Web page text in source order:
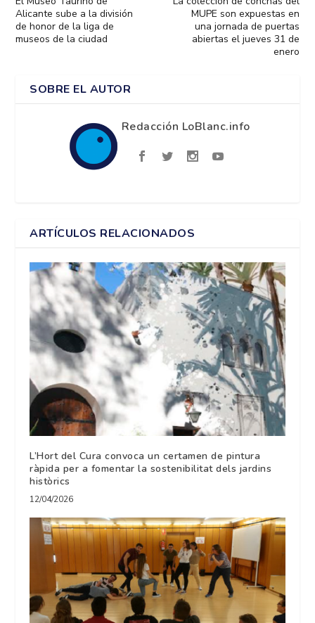
Alicante sube a la división
de honor de la liga de
museos de la ciudad
MUPE son expuestas en
una jornada de puertas
abiertas el jueves 31 de
enero
SOBRE EL AUTOR
Redacción LoBlanc.info
ARTÍCULOS RELACIONADOS
L’Hort del Cura convoca un certamen de pintura
ràpida per a fomentar la sostenibilitat dels jardins
històrics
12/04/2026